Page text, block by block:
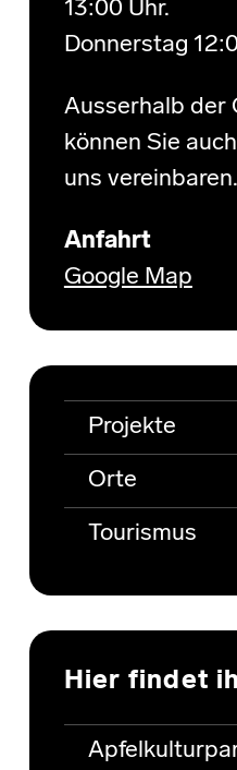
13:00 Uhr.
Donnerstag
Ausserhalb der
können Sie
uns vereinbaren.
Anfahrt
Google Map
Projekte
Orte
Tourismus
Hier findet